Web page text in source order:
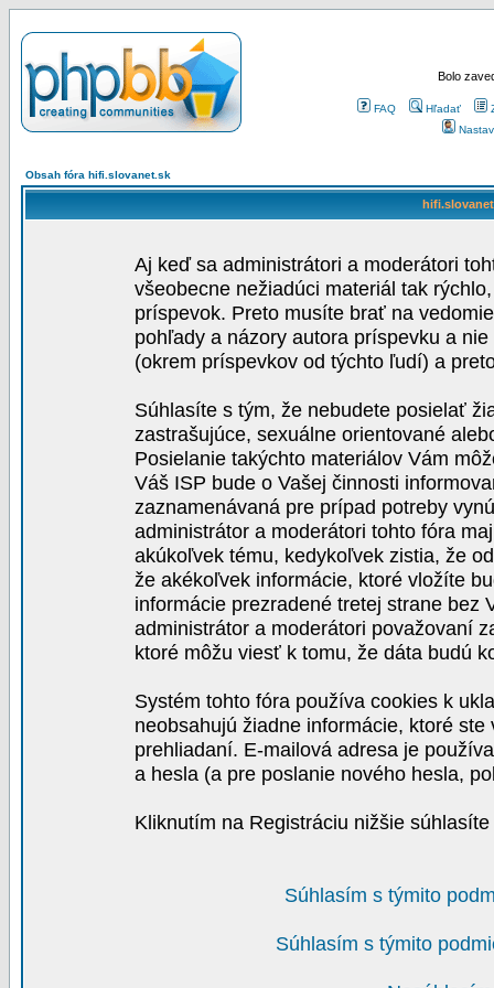
Bolo
FAQ Hľadať
Obsah fóra hifi.slovanet.sk
Aj keď sa administrátori a moderátori
všeobecne nežiadúci materiál tak
príspevok. Preto musíte brať na
pohľady a názory autora príspevku a
(okrem príspevkov od týchto ľudí) a
Súhlasíte s tým, že nebudete posielať
zastrašujúce, sexuálne orientované
Posielanie takýchto materiálov Vám
Váš ISP bude o Vašej činnosti
zaznamenávaná pre prípad potreby
administrátor a moderátori tohto fóra
akúkoľvek tému, kedykoľvek zistia, že
že akékoľvek informácie, ktoré vložíte
informácie prezradené tretej strane bez
administrátor a moderátori považovaní
ktoré môžu viesť k tomu, že dáta budú
Systém tohto fóra používa cookies k
neobsahujú žiadne informácie, ktoré
prehliadaní. E-mailová adresa je
a hesla (a pre poslanie nového hesla,
Kliknutím na Registráciu nižšie
Súhlasím s týmito
Súhlasím s týmito